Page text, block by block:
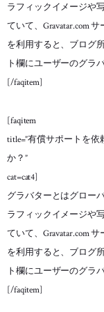
ラフィックイメージや
ていて、Gravatar.com
を利用すると、ブログ
ト欄にユーザーのグラ
[/faqitem]
[faqitem
title=”有償サポートを
か？”
cat=cat4]
グラバターとはグロー
ラフィックイメージや
ていて、Gravatar.com
を利用すると、ブログ
ト欄にユーザーのグラ
[/faqitem]